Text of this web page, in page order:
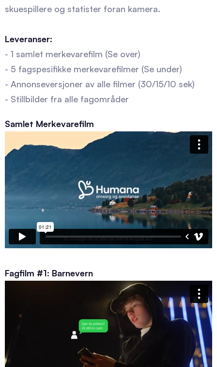
skuespillere og statister foran kamera.
Leveranser:
- 1 samlet merkevarefilm (Se over)
- 5 fagspesifikke merkevarefilmer (Se under)
- Annonseversjoner av alle filmer (30/15/10 sek)
- Stillbilder fra alle fagområder
Samlet Merkevarefilm
Fagfilm #1: Barnevern